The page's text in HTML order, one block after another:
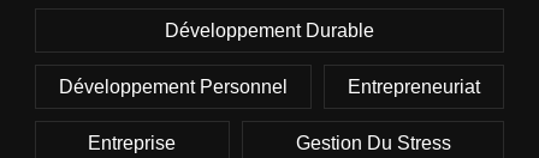
Développement Durable
Développement Personnel Entrepreneuriat
Entreprise Gestion Du Stress